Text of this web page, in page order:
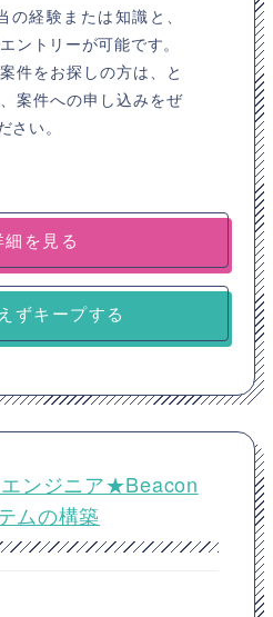
の経験または知識と、
ントリーが可能です。
件をお探しの方は、と
案件への申し込みをぜ
さい。
細を見る
ずキープする
エンジニア★Beacon
ムの構築